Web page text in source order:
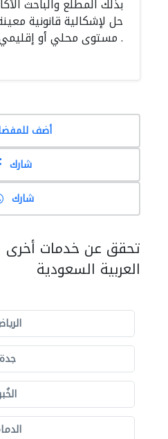
بذلك المطلع والباحث
حل لإشكالية قانونية
مستوى محلي أو إقليمي أو دولي .
أضف
شارك
شارك
تحقق عن خدمات أخرى
العربية السعودية
جدة